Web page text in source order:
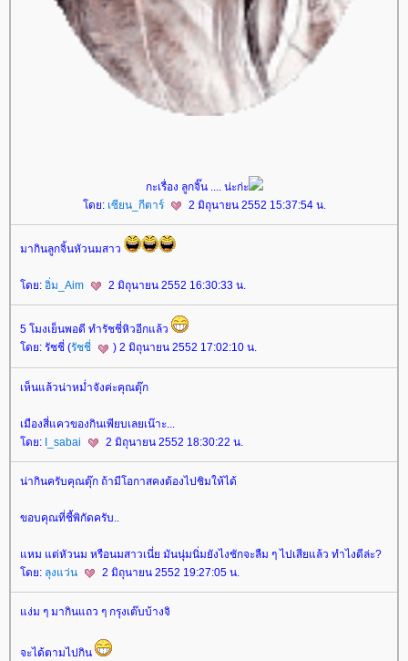
กะเรื่อง ลูกจิ๊น .... น่ะก่ะ
ดย: เซียน_กีตาร์ 2 มิถุนายน 2552 15:37:54 น.
มากินลูกจิ้นหัวนมสาว
ดย: อิ่ม_Aim 2 มิถุนายน 2552 16:30:33 น.
5 โมงเย็นพอดี ทำรัชชี่หิวอีกแล้ว
ดย: รัชชี่ (รัชชี่ ) 2 มิถุนายน 2552 17:02:10 น.
เห็นแล้วน่าหม่ำจังค่ะคุณตุ๊ก
เมืองสี่แควของกินเพียบเลยเน๊าะ...
ดย: I_sabai 2 มิถุนายน 2552 18:30:22 น.
น่ากินครับคุณตุ๊ก ถ้ามีโอกาสคงต้องไปชิมให้ได้
ขอบคุณที่ชี้พิกัดครับ..
หม แต่หัวนม หรือนมสาวเนี่ย มันนุ่มนิ่มยังไงชักจะลืม ๆ ไปเสียแล้ว ทำไงดีล่ะ?
ดย: ลุงแว่น 2 มิถุนายน 2552 19:27:05 น.
ง่ม ๆ มากินแถว ๆ กรุงเต๊บบ้างจิ
จะได้ตามไปกิน